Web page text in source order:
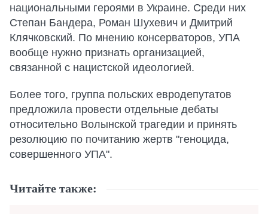
национальными героями в Украине. Среди них
Степан Бандера, Роман Шухевич и Дмитрий
Клячковский. По мнению консерваторов, УПА
вообще нужно признать организацией,
связанной с нацистской идеологией.
Более того, группа польских евродепутатов
предложила провести отдельные дебаты
относительно Волынской трагедии и принять
резолюцию по почитанию жертв "геноцида,
совершенного УПА".
Читайте также: